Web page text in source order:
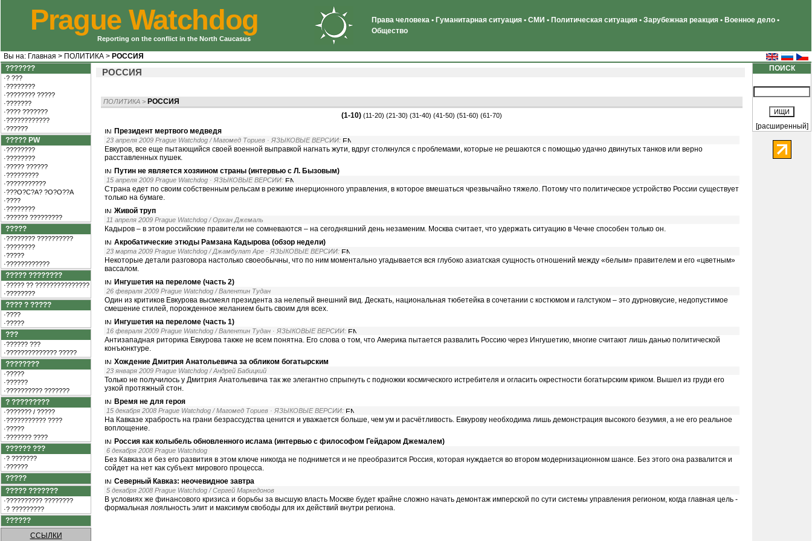
Prague Watchdog
Reporting on the conflict in the North Caucasus
Права человека • Гуманитарная ситуация • СМИ • Политическая ситуация • Зарубежная реакция • Военное дело •
Общество
Вы на: Главная > ПОЛИТИКА > РОССИЯ
???????
·? ???
·????????
·???????? ?????
·???????
·???? ???????
·????????????
·??????
????? PW
·????????
·????????
·????? ??????
·?????????
·???????????
·???O?C?A? ?O?O??A
·????
·????????
·?????? ?????????
?????
·???????? ??????????
·????????
·?????
·????????????
????? ????????
·????? ?? ???????????????
·????????
???? ? ?????
·????
·?????
???
·?????? ???
·?????????????? ?????
????????
·?????
·??????
·?????????? ???????
? ?????????
·??????? / ?????
·??????????? ????
·?????
·??????? ????
?????? ???
·? ???????
·??????
?????
????? ???????
·?????????? ????????
·? ?????????
??????
ССЫЛКИ
РОССИЯ
ПОЛИТИКА > РОССИЯ
(1-10) (11-20) (21-30) (31-40) (41-50) (51-60) (61-70)
Президент мертвого медведя
23 апреля 2009 Prague Watchdog / Магомед Ториев · ЯЗЫКОВЫЕ ВЕРСИИ:
Евкуров, все еще пытающийся своей военной выправкой нагнать жути, вдруг столкнулся с проблемами, которые не решаются с помощью удачно двинутых танков или верно
расставленных пушек.
Путин не является хозяином страны (интервью с Л. Бызовым)
15 апреля 2009 Prague Watchdog · ЯЗЫКОВЫЕ ВЕРСИИ:
Страна едет по своим собственным рельсам в режиме инерционного управления, в которое вмешаться чрезвычайно тяжело. Потому что политическое устройство России существует
только на бумаге.
Живой труп
11 апреля 2009 Prague Watchdog / Орхан Джемаль
Кадыров – в этом российские правители не сомневаются – на сегодняшний день незаменим. Москва считает, что удержать ситуацию в Чечне способен только он.
Акробатические этюды Рамзана Кадырова (обзор недели)
23 марта 2009 Prague Watchdog / Джамбулат Аре · ЯЗЫКОВЫЕ ВЕРСИИ:
Некоторые детали разговора настолько своеобычны, что по ним моментально угадывается вся глубоко азиатская сущность отношений между «белым» правителем и его «цветным»
вассалом.
Ингушетия на переломе (часть 2)
26 февраля 2009 Prague Watchdog / Валентин Тудан
Один из критиков Евкурова высмеял президента за нелепый внешний вид. Дескать, национальная тюбетейка в сочетании с костюмом и галстуком – это дурновкусие, недопустимое
смешение стилей, порожденное желанием быть своим для всех.
Ингушетия на переломе (часть 1)
16 февраля 2009 Prague Watchdog / Валентин Тудан · ЯЗЫКОВЫЕ ВЕРСИИ:
Антизападная риторика Евкурова также не всем понятна. Его слова о том, что Америка пытается развалить Россию через Ингушетию, многие считают лишь данью политической
конъюнктуре.
Хождение Дмитрия Анатольевича за обликом богатырским
23 января 2009 Prague Watchdog / Андрей Бабицкий
Только не получилось у Дмитрия Анатольевича так же элегантно спрыгнуть с подножки космического истребителя и огласить окрестности богатырским криком. Вышел из груди его
узкой протяжный стон.
Время не для героя
15 декабря 2008 Prague Watchdog / Магомед Ториев · ЯЗЫКОВЫЕ ВЕРСИИ:
На Кавказе храбрость на грани безрассудства ценится и уважается больше, чем ум и расчётливость. Евкурову необходима лишь демонстрация высокого безумия, а не его реальное
воплощение.
Россия как колыбель обновленного ислама (интервью с философом Гейдаром Джемалем)
6 декабря 2008 Prague Watchdog
Без Кавказа и без его развития в этом ключе никогда не поднимется и не преобразится Россия, которая нуждается во втором модернизационном шансе. Без этого она развалится и
сойдет на нет как субъект мирового процесса.
Северный Кавказ: неочевидное завтра
5 декабря 2008 Prague Watchdog / Сергей Маркедонов
В условиях же финансового кризиса и борьбы за высшую власть Москве будет крайне сложно начать демонтаж имперской по сути системы управления регионом, когда главная цель -
формальная лояльность элит и максимум свободы для их действий внутри региона.
ПОИСК
[расширенный]